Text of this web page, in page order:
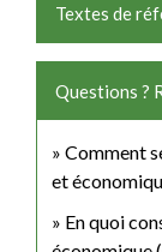
Textes de
Questions ?
Comment
et
En quoi